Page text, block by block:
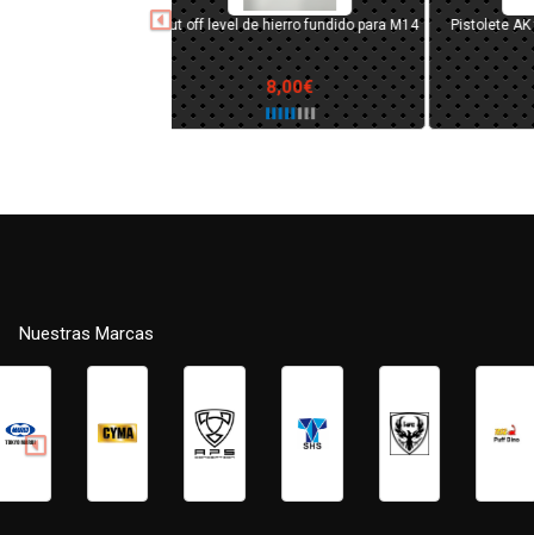
Nozzle de polímero con junta tórica
para M4/MP5
15,00€
Cañón
Nuestras Marcas